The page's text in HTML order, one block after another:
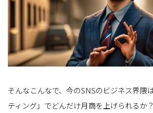
そんなこんなで、今のSNSのビジネス界隈
ティング」でどんだけ月商を上げられるか